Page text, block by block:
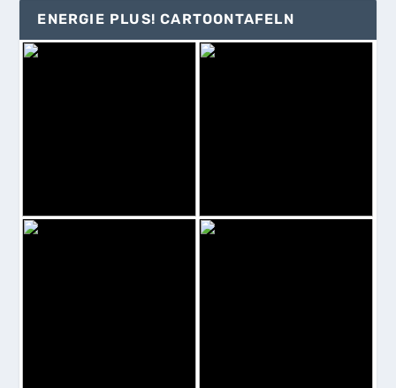
ENERGIE PLUS! CARTOONTAFELN